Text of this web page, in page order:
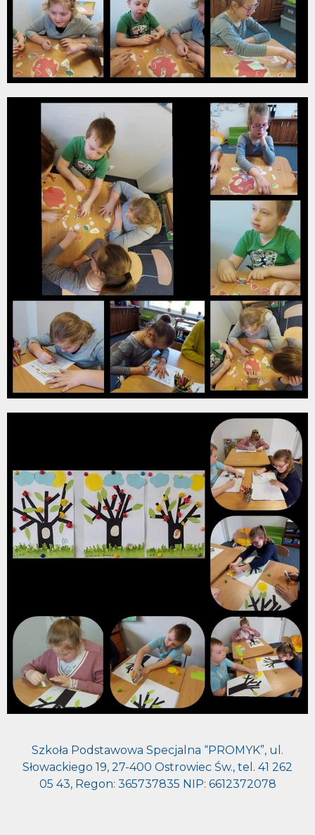
Szkoła Podstawowa Specjalna “PROMYK”, ul.
Słowackiego 19, 27-400 Ostrowiec Św., tel. 41 262
05 43, Regon: 365737835 NIP: 6612372078